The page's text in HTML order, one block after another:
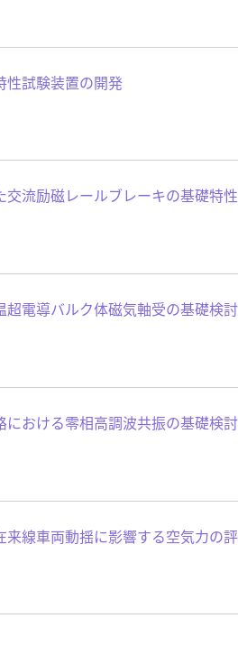
性試験装置の開発
交流励磁レールブレーキの基礎特性
超電導バルク体磁気軸受の基礎検討
における零相高調波共振の基礎検討
来線車両動揺に影響する空気力の